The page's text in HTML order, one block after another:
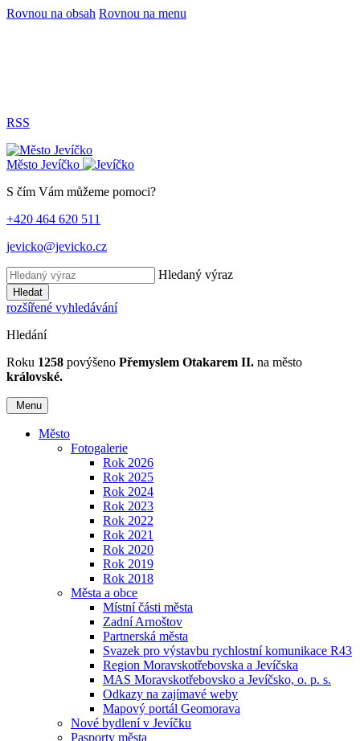
Rovnou na obsah Rovnou na menu
RSS
Město Jevíčko
S čím Vám můžeme pomoci?
+420 464 620 511
jevicko@jevicko.cz
Hledaný výraz
Hledat
rozšířené vyhledávání
Hledání
Roku 1258 povýšeno Přemyslem Otakarem II. na město
královské.
Menu
Město
Fotogalerie
Rok 2026
Rok 2025
Rok 2024
Rok 2023
Rok 2022
Rok 2021
Rok 2020
Rok 2019
Rok 2018
Města a obce
Místní části města
Zadní Arnoštov
Partnerská města
Svazek pro výstavbu rychlostní komunikace R43
Region Moravskotřebovska a Jevíčska
MAS Moravskotřebovsko a Jevíčsko, o. p. s.
Odkazy na zajímavé weby
Mapový portál Geomorava
Nové bydlení v Jevíčku
Pasporty města